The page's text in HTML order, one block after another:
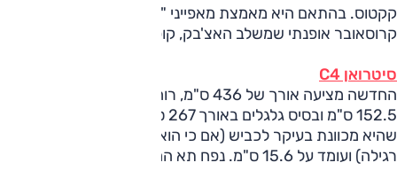
קקטוס. בהתאם היא מאמצת מאפייני "שטח" עם עיצוב
קרוסאובר אופנתי שמשלב האצ'בק, קופה ופנאי.
סיטרואן C4
152.5 ס"מ ובסיס גלגלים באורך 267 ס"מ. מרווח הגחון חושף
שהיא מכוונת בעיקר לכביש (אם כי הוא נדיב יחסית לקומפקטית
רגילה) ועומד על 15.6 ס"מ. נפח תא המטען - 380 ליטר.